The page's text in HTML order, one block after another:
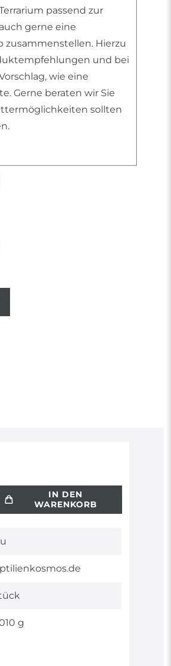
passend zur
gerne eine
zusammenstellen. Hierzu
und bei
wie eine
Gerne beraten wir Sie
sollten
IN DEN
WARENKORB
g